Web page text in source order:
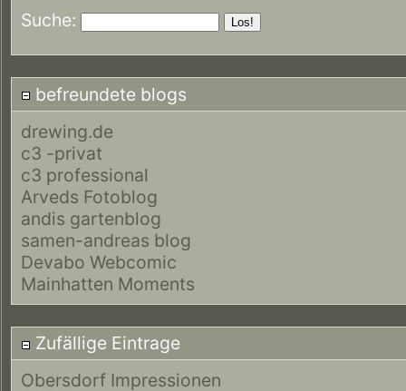
Suche:
befreundete blogs
drewing.de
c3 -privat
c3 professional
Arveds Fotoblog
andis gartenblog
samen-andreas blog
Devabo Webcomic
Mainhatten Moments
Zufällige Eintrage
Obersdorf Impressionen